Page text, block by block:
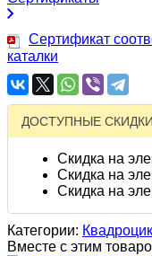
Сертификат
каталки
ДОСТУПНЫЕ СКИДКИ
Скидка на
Скидка на
Скидка на
Категории:
Вместе с этим